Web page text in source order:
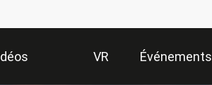
VR Événements